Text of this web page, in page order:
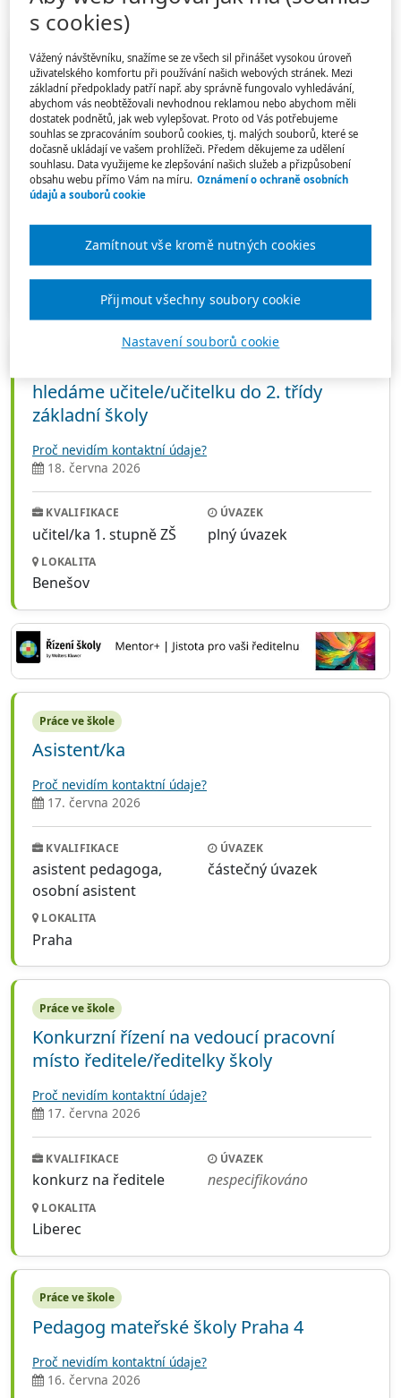
Práce ve škole
Hledáme pedagogické pracovníky
Proč nevidím kontaktní údaje?
18. června 2026
KVALIFIKACE
učitel/ka 1. stupně ZŠ,
učitel/ka 2. stupně ZŠ,
asistent pedagoga,
osobní asistent
ÚVAZEK
úvazek
biologie
hledáme učitele/učitelku do 2. třídy
základní školy
Proč nevidím kontaktní údaje?
18. června 2026
KVALIFIKACE
učitel/ka 1. stupně ZŠ
ÚVAZEK
plný úvazek
LOKALITA
Benešov
Práce ve škole
Asistent/ka
Proč nevidím kontaktní údaje?
17. června 2026
KVALIFIKACE
asistent pedagoga,
osobní asistent
ÚVAZEK
částečný úvazek
LOKALITA
Praha
Práce ve škole
Konkurzní řízení na vedoucí pracovní
místo ředitele/ředitelky školy
Proč nevidím kontaktní údaje?
17. června 2026
KVALIFIKACE
konkurz na ředitele
ÚVAZEK
nespecifikováno
LOKALITA
Liberec
Práce ve škole
Pedagog mateřské školy Praha 4
Proč nevidím kontaktní údaje?
16. června 2026
s cookies)
Vážený návštěvníku, snažíme se ze všech sil přinášet vysokou úroveň
uživatelského komfortu při používání našich webových stránek. Mezi
základní předpoklady patří např. aby správně fungovalo vyhledávání,
abychom vás neobtěžovali nevhodnou reklamou nebo abychom měli
dostatek podnětů, jak web vylepšovat. Proto od Vás potřebujeme
souhlas se zpracováním souborů cookies, tj. malých souborů, které se
dočasně ukládají ve vašem prohlížeči. Předem děkujeme za udělení
souhlasu. Data využijeme ke zlepšování našich služeb a přizpůsobení
obsahu webu přímo Vám na míru. Oznámení o ochraně osobních
údajů a souborů cookie
Nastavení souborů cookie
Zamítnout vše kromě nutných cookies
Přijmout všechny soubory cookie